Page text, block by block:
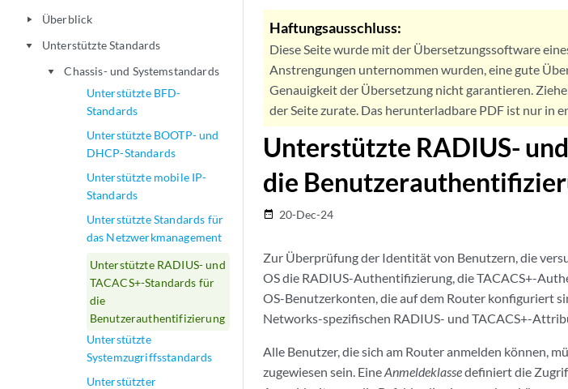
play_arrow Überblick
play_arrow Unterstützte Standards
play_arrow
Chassis- und Systemstandards
Unterstützte BFD-
Standards
Unterstützte BOOTP- und
DHCP-Standards
Unterstützte mobile IP-
Standards
Unterstützte Standards für
das Netzwerkmanagement
Unterstützte RADIUS- und
TACACS+-Standards für
die
Benutzerauthentifizierung
Unterstützte
Systemzugriffsstandards
Unterstützter
Haftungsausschluss:
Diese Seite wurde mit der Übersetzungssoftware
Anstrengungen unternommen wurden, eine gute
Genauigkeit der Übersetzung nicht garantieren.
der Seite zurate. Das herunterladbare PDF ist nur in
Unterstützte RADIUS-
die
date_range 20-Dec-24
Zur Überprüfung der Identität von Benutzern, die
OS die RADIUS-Authentifizierung, die TACACS+-
OS-Benutzerkonten, die auf dem Router konfiguriert
Networks-spezifischen RADIUS- und TACACS+-
Alle Benutzer, die sich am Router anmelden können,
zugewiesen sein. EineAnmeldeklassedefiniert die